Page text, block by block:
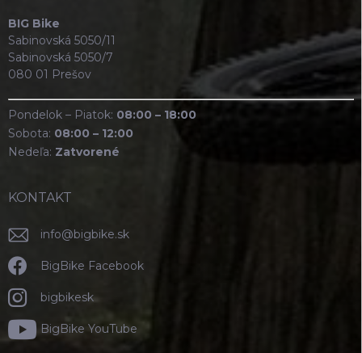
BIG Bike
Sabinovská 5050/11
Sabinovská 5050/7
080 01 Prešov
Pondelok – Piatok: 08:00 – 18:00
Sobota: 08:00 – 12:00
Nedeľa: Zatvorené
KONTAKT
info@bigbike.sk
BigBike Facebook
bigbikesk
BigBike YouTube